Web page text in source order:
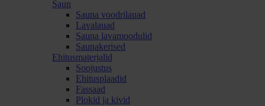
Saun
Sauna voodrilauad
Lavalauad
Sauna lavamoodulid
Saunakerised
Ehitusmaterjalid
Soojustus
Ehitusplaadid
Fassaad
Plokid ja kivid